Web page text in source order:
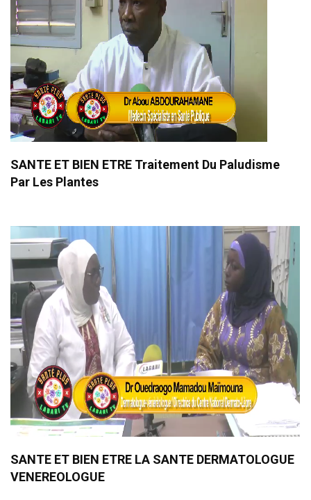
SANTE ET BIEN ETRE Traitement Du Paludisme
Par Les Plantes
SANTE ET BIEN ETRE LA SANTE DERMATOLOGUE
VENEREOLOGUE